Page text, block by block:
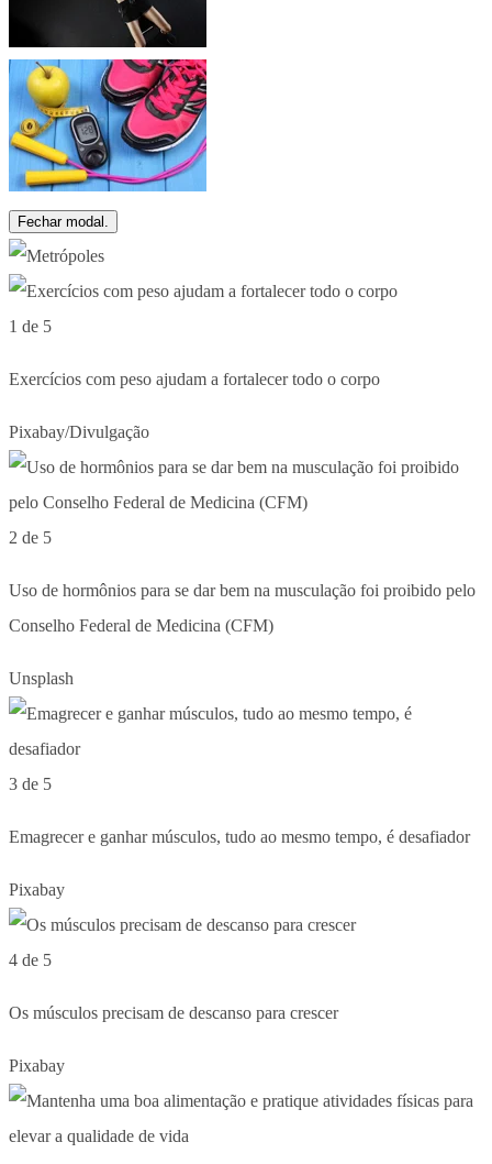
Fechar modal.
1 de 5
Exercícios com peso ajudam a fortalecer todo o corpo
Pixabay/Divulgação
2 de 5
Uso de hormônios para se dar bem na musculação foi proibido pelo
Conselho Federal de Medicina (CFM)
Unsplash
3 de 5
Emagrecer e ganhar músculos, tudo ao mesmo tempo, é desafiador
Pixabay
4 de 5
Os músculos precisam de descanso para crescer
Pixabay